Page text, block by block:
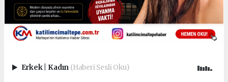
Erkek Kadın (Haberi Sesli Oku)